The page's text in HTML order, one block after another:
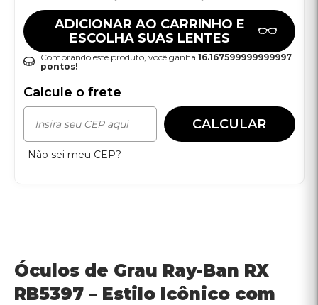
ADICIONAR AO CARRINHO E
ESCOLHA SUAS LENTES
Comprando este produto, você ganha16.167599999999997
pontos!
Calcule o frete
CALCULAR
Não sei meu CEP?
Óculos de Grau Ray-Ban RX
RB5397 – Estilo Icônico com